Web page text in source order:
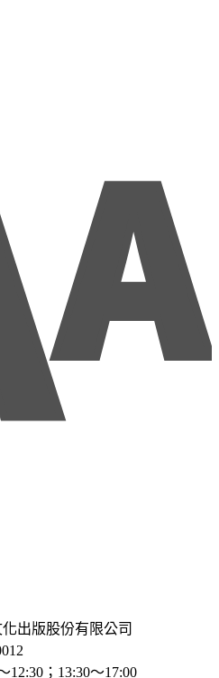
出版股份有限公司
12:30；13:30～17:00